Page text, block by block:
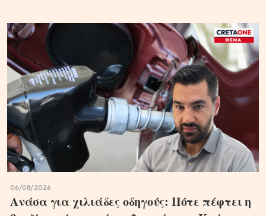
06/08/2026
Ανάσα για χιλιάδες οδηγούς: Πότε πέφτει η